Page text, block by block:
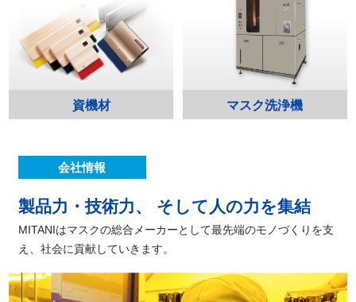
資機材 マスク洗浄機
会社情報
製品力・技術力、 そして人の力を集結
MITANIはマスクの総合メーカーとして最先端のモノづくりを支
え、 社会に貢献していきます。